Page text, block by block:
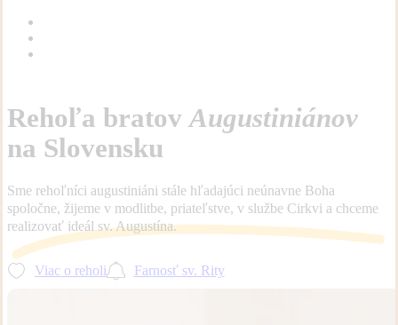
Rehoľa bratov Augustiniánov
na Slovensku
Sme rehoľníci augustiniáni stále hľadajúci neúnavne Boha
spoločne, žijeme v modlitbe, priateľstve, v službe Cirkvi a chceme
realizovať ideál sv. Augustína.
Viac o reholi Farnosť sv. Rity